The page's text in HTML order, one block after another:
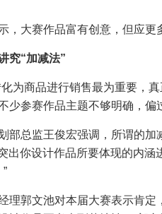
，大赛作品富有创意，但应更
究“加减法”
化为商品进行销售最为重要，
少参赛作品主题不够明确，偏
部总监王俊宏强调，所谓的
突出你设计作品所要体现的内
理郭文池对本届大赛表示肯